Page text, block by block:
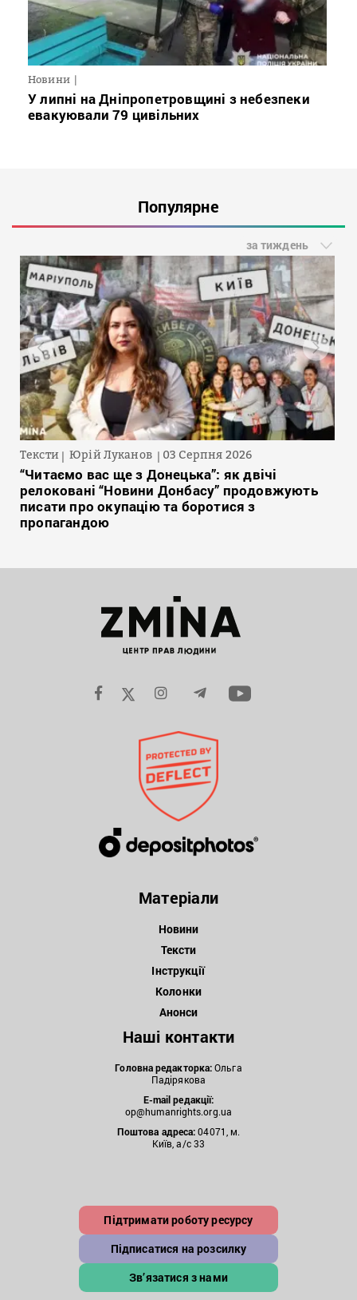
Новини
У липні на Дніпропетровщині з небезпеки
евакуювали 79 цивільних
Популярне
за тиждень
Тексти Юрій Луканов 03 Серпня 2026
“Читаємо вас ще з Донецька”: як двічі
релоковані “Новини Донбасу” продовжують
писати про окупацію та боротися з
пропагандою
Матеріали
Новини
Тексти
Інструкції
Колонки
Анонси
Наші контакти
Головна редакторка:Ольга
Падірякова
E-mail редакції:
op@humanrights.org.ua
Поштова адреса:04071, м.
Київ, а/с 33
Підтримати роботу ресурсу
Підписатися на розсилку
Зв’язатися з нами